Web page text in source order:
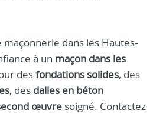
maçonnerie dans les Hautes-
à un maçon dans les
desfondations solides, des
, des dalles en béton
œuvre soigné. Contactez